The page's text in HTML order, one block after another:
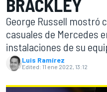
BRACKLEY
George Russell mostró
casuales de Mercedes
instalaciones de su
Luis Ramírez
Edited: 11 ene 2022, 13:12